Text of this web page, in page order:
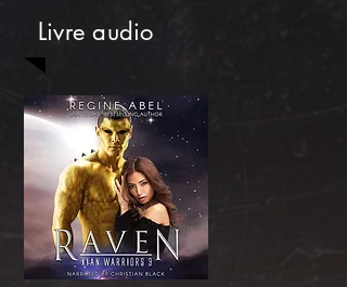
Livre audio